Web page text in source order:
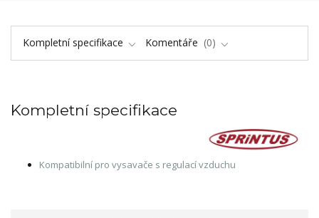
Kompletní specifikace Komentáře 0
Kompletní specifikace
Kompatibilní pro vysavače s regulací vzduchu